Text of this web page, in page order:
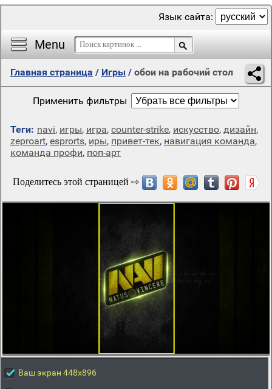
Menu
Язык сайта:
Главная страница / Игры / обои на рабочий стол
Применить фильтры
Теги: navi, игры, игра, counter-strike, искусство, дизайн,
zeproart, esprorts, иры, привет-тек, навигация команда,
команда профи, поп-арт
Ваш экран 448x896